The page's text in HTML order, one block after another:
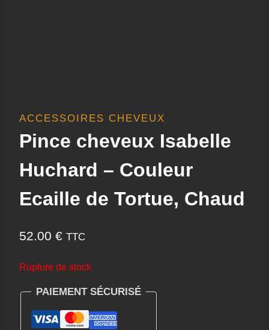
ACCESSOIRES CHEVEUX
Pince cheveux Isabelle
Huchard – Couleur
Ecaille de Tortue, Chaud
52.00 € TTC
Rupture de stock
PAIEMENT SÉCURISÉ